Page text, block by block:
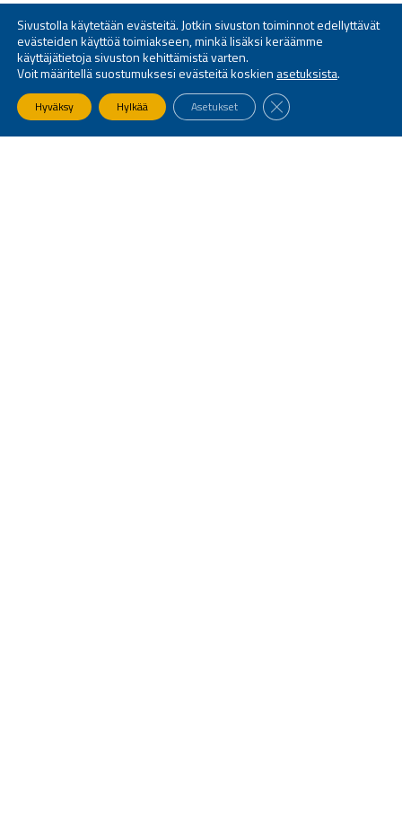
Sivustolla käytetään evästeitä. Jotkin sivuston toiminnot edellyttävät
evästeiden käyttöä toimiakseen, minkä lisäksi keräämme
käyttäjätietoja sivuston kehittämistä varten.
Voit määritellä suostumuksesi evästeitä koskien asetuksista.
Hyväksy Hylkää Asetukset SULJE